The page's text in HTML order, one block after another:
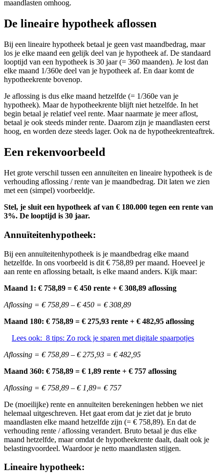
maandlasten omhoog.
De lineaire hypotheek aflossen
Bij een lineaire hypotheek betaal je geen vast maandbedrag, maar
los je elke maand een gelijk deel van je hypotheek af. De standaard
looptijd van een hypotheek is 30 jaar (= 360 maanden). Je lost dan
elke maand 1/360e deel van je hypotheek af. En daar komt de
hypotheekrente bovenop.
Je aflossing is dus elke maand hetzelfde (= 1/360e van je
hypotheek). Maar de hypotheekrente blijft niet hetzelfde. In het
begin betaal je relatief veel rente. Maar naarmate je meer aflost,
betaal je ook steeds minder rente. Daarom zijn je maandlasten eerst
hoog, en worden deze steeds lager. Ook na de hypotheekrenteaftrek.
Een rekenvoorbeeld
Het grote verschil tussen een annuïteiten en lineaire hypotheek is de
verhouding aflossing / rente van je maandbedrag. Dit laten we zien
met een (simpel) voorbeeldje.
Stel, je sluit een hypotheek af van € 180.000 tegen een rente van
3%. De looptijd is 30 jaar.
Annuïteitenhypotheek:
Bij een annuïteitenhypotheek is je maandbedrag elke maand
hetzelfde. In ons voorbeeld is dit € 758,89 per maand. Hoeveel je
aan rente en aflossing betaalt, is elke maand anders. Kijk maar:
Maand 1: € 758,89 = € 450 rente + € 308,89 aflossing
Aflossing = € 758,89 – € 450 = € 308,89
Maand 180: € 758,89 = € 275,93 rente + € 482,95 aflossing
Lees ook: 8 tips: Zo rock je sparen met digitale spaarpotjes
Aflossing = € 758,89 – € 275,93 = € 482,95
Maand 360: € 758,89 = € 1,89 rente + € 757 aflossing
Aflossing = € 758,89 – € 1,89= € 757
De (moeilijke) rente en annuïteiten berekeningen hebben we niet
helemaal uitgeschreven. Het gaat erom dat je ziet dat je bruto
maandlasten elke maand hetzelfde zijn (= € 758,89). En dat de
verhouding rente / aflossing verandert. Bruto betaal je dus elke
maand hetzelfde, maar omdat de hypotheekrente daalt, daalt ook je
belastingvoordeel. Waardoor je netto maandlasten stijgen.
Lineaire hypotheek: